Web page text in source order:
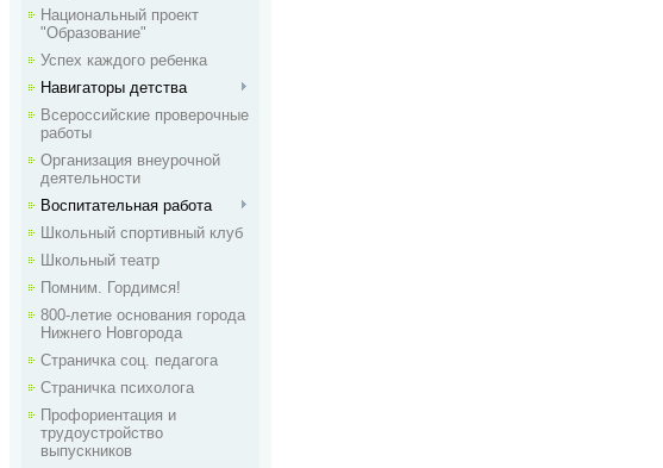
Национальный проект
"Образование"
Успех каждого ребенка
Навигаторы детства
Всероссийские проверочные
работы
Организация внеурочной
деятельности
Воспитательная работа
Школьный спортивный клуб
Школьный театр
Помним. Гордимся!
800-летие основания города
Нижнего Новгорода
Страничка соц. педагога
Страничка психолога
Профориентация и
трудоустройство
выпускников